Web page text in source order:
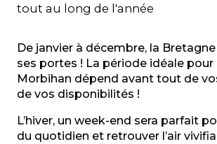
tout au long de l'année
De janvier à décembre, la
ses portes ! La période idéale pour
Morbihan dépend avant tout de
de vos disponibilités !
L’hiver, un week-end sera parfait
du quotidien et retrouver l’air